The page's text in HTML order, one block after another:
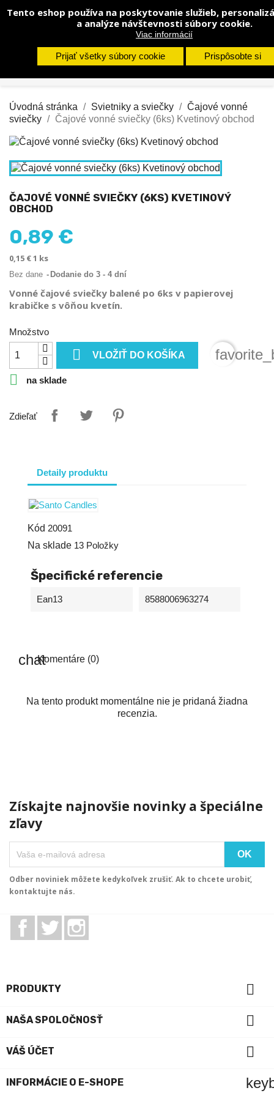
Tento eshop používa na poskytovanie služieb,
a analýze návštevnosti súbory cookie.
Viac informácií
Prijať všetky súbory cookie Prispôsobte si
 (0)

search
Úvodná stránka Svietniky a sviečky
Čajové vonné
sviečky
Čajové vonné sviečky (6ks) Kvetinový obchod
ČAJOVÉ VONNÉ SVIEČKY (6KS) KVETINOVÝ
OBCHOD
0,89 €
0,15 € 1 ks
Bez dane Dodanie do 3 - 4 dní
Vonné čajové sviečky balené po 6ks v papierovej
krabičke s vôňou kvetín.
Množstvo
 VLOŽIŤ DO KOŠÍKA

na sklade
Zdieľať
Detaily produktu
Kód 20091
Na sklade 13 Položky
Špecifické referencie
Ean13 8588006963274
Komentáre (0)
Na tento produkt momentálne nie je pridaná žiadna
recenzia.
Získajte najnovšie novinky a špeciálne
zľavy
Odber noviniek môžete kedykoľvek zrušiť. Ak to chcete urobiť,
kontaktujte nás.
Facebook
Twitter
PRODUKTY 
NAŠA SPOLOČNOSŤ 
VÁŠ ÚČET 
INFORMÁCIE O E-SHOPE